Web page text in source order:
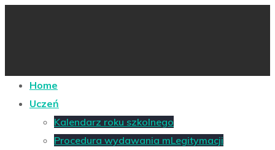
Home
Uczeń
Kalendarz roku szkolnego
Procedura wydawania mLegitymacji